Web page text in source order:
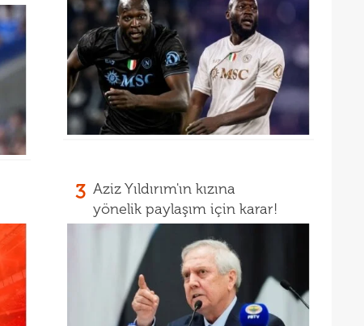
3 Aziz Yıldırım'ın kızına
yönelik paylaşım için karar!